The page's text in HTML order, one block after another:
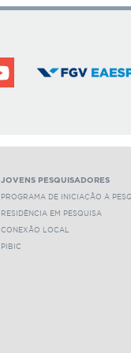
Anexos:
JOVENS PESQUISADORES
PROGRAMA DE INICIAÇÃO À
RESIDÊNCIA EM PESQUISA
CONEXÃO LOCAL
PIBIC